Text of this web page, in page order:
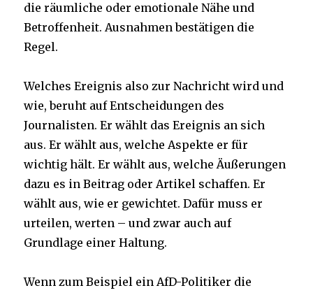
die räumliche oder emotionale Nähe und
Betroffenheit. Ausnahmen bestätigen die
Regel.
Welches Ereignis also zur Nachricht wird und
wie, beruht auf Entscheidungen des
Journalisten. Er wählt das Ereignis an sich
aus. Er wählt aus, welche Aspekte er für
wichtig hält. Er wählt aus, welche Äußerungen
dazu es in Beitrag oder Artikel schaffen. Er
wählt aus, wie er gewichtet. Dafür muss er
urteilen, werten – und zwar auch auf
Grundlage einer Haltung.
Wenn zum Beispiel ein AfD-Politiker die